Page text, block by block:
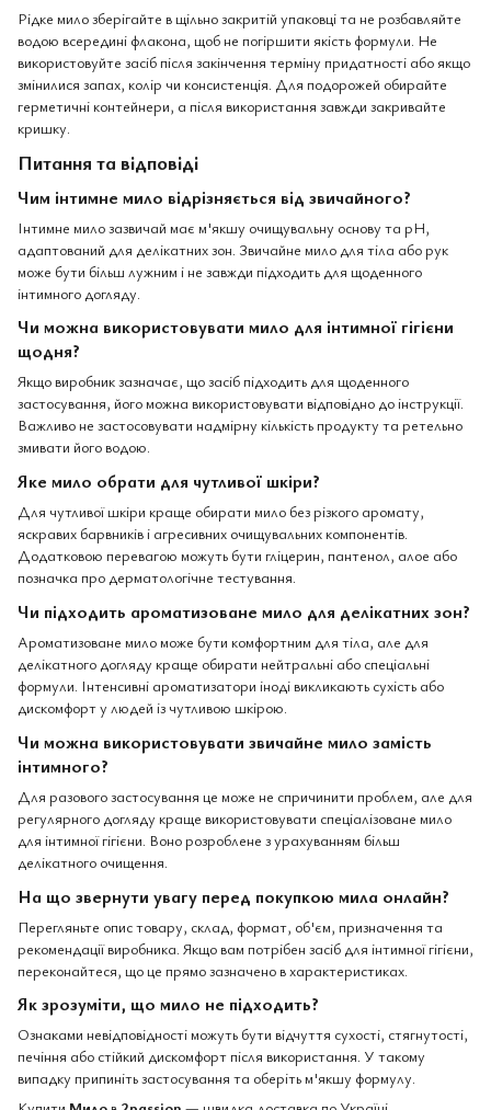
Рідке мило зберігайте в щільно закритій упаковці та не розбавляйте
водою всередині флакона, щоб не погіршити якість формули. Не
використовуйте засіб після закінчення терміну придатності або якщо
змінилися запах, колір чи консистенція. Для подорожей обирайте
герметичні контейнери, а після використання завжди закривайте
кришку.
Питання та відповіді
Чим інтимне мило відрізняється від звичайного?
Інтимне мило зазвичай має м'якшу очищувальну основу та pH,
адаптований для делікатних зон. Звичайне мило для тіла або рук
може бути більш лужним і не завжди підходить для щоденного
інтимного догляду.
Чи можна використовувати мило для інтимної гігієни
щодня?
Якщо виробник зазначає, що засіб підходить для щоденного
застосування, його можна використовувати відповідно до інструкції.
Важливо не застосовувати надмірну кількість продукту та ретельно
змивати його водою.
Яке мило обрати для чутливої шкіри?
Для чутливої шкіри краще обирати мило без різкого аромату,
яскравих барвників і агресивних очищувальних компонентів.
Додатковою перевагою можуть бути гліцерин, пантенол, алое або
позначка про дерматологічне тестування.
Чи підходить ароматизоване мило для делікатних зон?
Ароматизоване мило може бути комфортним для тіла, але для
делікатного догляду краще обирати нейтральні або спеціальні
формули. Інтенсивні ароматизатори іноді викликають сухість або
дискомфорт у людей із чутливою шкірою.
Чи можна використовувати звичайне мило замість
інтимного?
Для разового застосування це може не спричинити проблем, але для
регулярного догляду краще використовувати спеціалізоване мило
для інтимної гігієни. Воно розроблене з урахуванням більш
делікатного очищення.
На що звернути увагу перед покупкою мила онлайн?
Перегляньте опис товару, склад, формат, об'єм, призначення та
рекомендації виробника. Якщо вам потрібен засіб для інтимної гігієни,
переконайтеся, що це прямо зазначено в характеристиках.
Як зрозуміти, що мило не підходить?
Ознаками невідповідності можуть бути відчуття сухості, стягнутості,
печіння або стійкий дискомфорт після використання. У такому
випадку припиніть застосування та оберіть м'якшу формулу.